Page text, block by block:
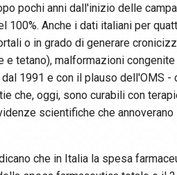
pochi anni dall'inizio delle
100%. Anche i dati italiani per
o in grado di generare
tetano), malformazioni
1991 e con il plauso dell'OMS
che, oggi, sono curabili con
scientifiche che
che in Italia la spesa